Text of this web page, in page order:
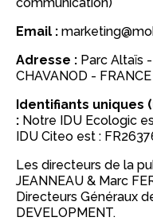
Email :
Adresse : Parc Altaïs
CHAVANOD - FRANCE
Identifiants uniques
: Notre IDU Ecologic
IDU Citeo est :
Les directeurs de la
JEANNEAU & Marc
Directeurs Généraux
DEVELOPMENT.